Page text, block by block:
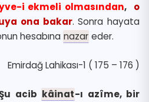
i ekmeli olmasından, o
ona bakar. Sonra hayata
hesabına nazar eder.
Emirdağ Lahikası-1 ( 175 – 176 )
acib kâinat-ı azîme, bir